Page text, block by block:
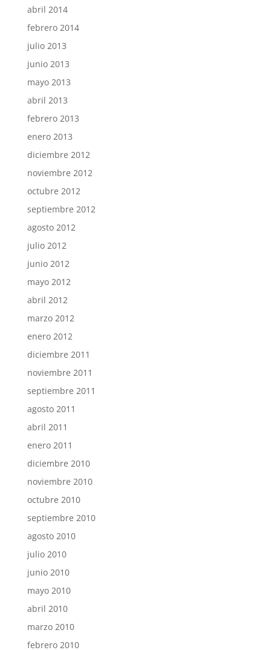
abril 2014
febrero 2014
julio 2013
junio 2013
mayo 2013
abril 2013
febrero 2013
enero 2013
diciembre 2012
noviembre 2012
octubre 2012
septiembre 2012
agosto 2012
julio 2012
junio 2012
mayo 2012
abril 2012
marzo 2012
enero 2012
diciembre 2011
noviembre 2011
septiembre 2011
agosto 2011
abril 2011
enero 2011
diciembre 2010
noviembre 2010
octubre 2010
septiembre 2010
agosto 2010
julio 2010
junio 2010
mayo 2010
abril 2010
marzo 2010
febrero 2010